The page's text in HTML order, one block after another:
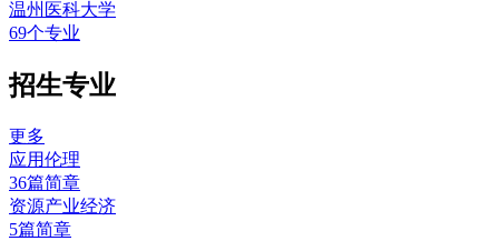
温州医科大学
69个专业
招生专业
更多
应用伦理
36篇简章
资源产业经济
5篇简章